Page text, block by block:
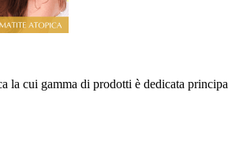
la cui gamma di prodotti è dedicata